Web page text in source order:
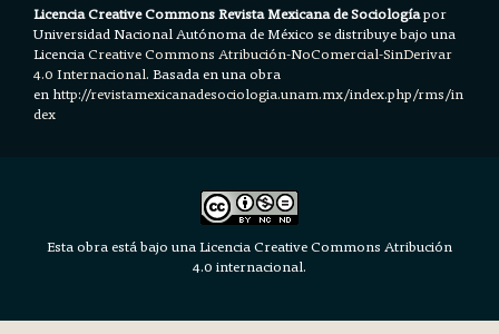
Licencia Creative Commons Revista Mexicana de Sociologíapor
Universidad Nacional Autónoma de México se distribuye bajo una
LicenciaCreative Commons Atribución-NoComercial-SinDerivar
4.0 Internacional.Basada en una obra
en http://revistamexicanadesociologia.unam.mx/index.php/rms/in
dex
Esta obra está bajo una Licencia Creative Commons Atribución
4.0 internacional.